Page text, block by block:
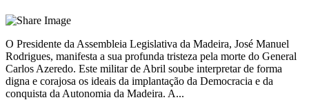
O Presidente da Assembleia Legislativa da Madeira, José Manuel
Rodrigues, manifesta a sua profunda tristeza pela morte do General
Carlos Azeredo. Este militar de Abril soube interpretar de forma
digna e corajosa os ideais da implantação da Democracia e da
conquista da Autonomia da Madeira. A...